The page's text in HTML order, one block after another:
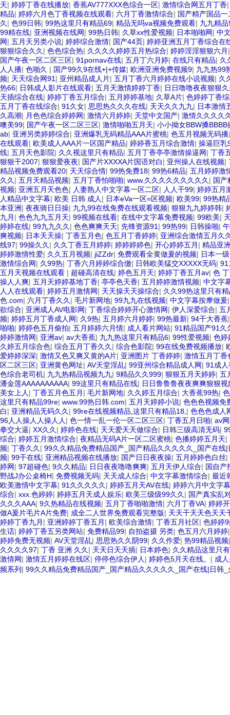
天| 婷婷丁香在线播放| 香蕉AV777XXX色综合一区| 激情综合网五月丁香
精品| 婷婷六月色丁香视频在线观看| 六月丁香激情综合| 国产精产国品
久 | 色99日韩| 99热这里只有精品69| 精品无吗va视频免费观看| 九九精
99精在线| 亚洲视频在线网| 99热日韩| 久草xx性爱视频| 日本啪啪网| 中
网| 五月天另类小说| 婷婷综合激情| 国产44页| 婷婷亚洲五月丁香综合在
狠狠综合久久 | 色色综合热| 久久久久婷婷五月热综合| 婷婷淫淫狠狠六月
国产午夜一区二区三区| 91pornav在线| 五月丁六月婷| 在线只有精品| 久
人人播| 色啪久 | 国产99久9在线+|+传媒| 欧洲亚洲免费视频9| 九九热99
频| 天天综合网91 | 亚州精品成人片| 五月丁香六月婷婷在线小说视频| 久
热66| 日韩成人影片在线观看| 五月天激情婷婷丁香| 日日噜噜夜夜狠狠
天插综合在线| 婷婷丁香五月综合| 五月婷婷基地| 久草A片| 色婷婷丁香
五月丁香在线综合| 91久女| 思思热久久久在线| 天天久久九九| 日本激情
久高潮| 月色色综合婷婷网| 激情六月婷婷| 天堂中文国产| 激情久久久久
噢美99| 国产午夜一区二区三区| 激情啪啪五月天| 小小拗女BBW搡BBBB
ab| 亚洲另类婷婷综合| 亚洲爆乳无码精品AAA片蜜桃| 色五月视频无码播
在线观看| 欧美成人AAA片一区国产精品| 婷婷香五月综合激情| 操逼巨乳
线| 五月天色影院| 久久视这里只有精品| 五月丁香亭亭激情操逼网| 丁香
狠狠干2007| 狠狠爱夜夜| 国产片XXXXA片国语对白| 亚州操人在线视频|
精品视频免费观看20| 天天综合情| 99热免费18| 99热6精品| 五月婷婷激
久久 | 五月天精品视频| 五月丁香怕啪啪| www.久久久久久久久久久 | 国产
视频| 亚洲五月天色色| 人妻熟人中文字幕一区二区| 人人干99| 婷婷五月
人精品中文字幕| 欧美 日韩 成人 | 日本eVa一区=区视频| 欧美99| 99热精
本亚洲| 夜夜骑日日操| 九九99在线免费在线观看视频| 狠狠九九婷婷韩|
九月 | 色色九九五月天| 99视频在线看| 在线中文字幕免费视频| 99欧美|
婷婷在线| 99九九久久 | 色色爽爽天天| 先锋资源91 | 99热99| 日韩操啪|
爽视频| 日本天天操| 丁香五月色| 色五月丁香婷婷| 亚洲综合激情五月久
线97| 99操久久 | 久久丁香五月婷婷| 婷婷婷婷色| 开心婷婷五月 | 精品亚
婷婷激情性爱| 久久五月视频| jiZZdr| 免费观看全黄做爰的视频| 日本一
激情综合网| 久99热| 丁香六月婷婷综合缴| 日韩欧美猛交XXXXX无码| 91
五月天视频在线观看 | 超碰高清在线| 婷色五月天| 婷婷丁香五月av| 色
操人人爽| 五月天婷婷基地丁香| 亭亭色天香| 五月婷婷激情视频| 中文字
人人在线观看| 婷婷五月激情网| 天天操天天操综合| 久久99热这里只有
色.com| 六月丁香久久 | 毛片新网地| 99九九在线视频| 中文字幕按摩做爰
欲综合| 亚洲成人AV电影网| 丁香综合婷婷开心激情网| 伊人深爱综合| 五
频| 婷婷五月丁香成人网| 久9热| 五月婷六月婷婷| 99热最新| 94干大香蕉
啪啪| 婷婷色五月偷拍| 五月婷婷六月情| 成人看片网站| 91精品国产91久
婷婷激情网| 亚洲av| av大香蕉| 九九热这里只有精品6| 99性爱视频| 色婷
久婷五月综合色| 综合五月丁香久久 | 综合色影院| 99在线免费视频播放|
爱婷婷深深| 激情又色又爽又黄的A片| 亚洲图片 丁香婷婷| 激情五月丁香
区二区三区| 亚洲黄色网址| AV天堂淫乩| 99亚州综合精品成人网| 91成人
色综合老司机| 九九热精品视频九九| 9精品久久999| 狠狠五月天婷婷| 五
潘金莲AAAAAAAAAA| 99这里只有精品在线| 日日鲁鲁鲁夜夜爽爽狠狠视
美女上人 | 丁香五月色五月 | 毛片新网地| 久久婷五月综合| 大香蕉99热|
这里只有精品99re| www.99热日韩.com| 五月天婷婷小说| 色色色视频免
白| 亚洲精品无码久久 | 99re在线视频精品,这里只有精品18, | 色色色成人
96人人操人人操人人 | 色一情一乱一伦一区二区三区| 丁香五月日啪| av
拳交大逼| XX久久 | 婷婷色在线| 天天爱天天做综合| 日韩三级高清无码|
综合| 婷婷五月激情综合| 夜精品无码A片一区二区蜜桃| 色播婷婷五月天|
频| 丁香久久 | 99久久精品免费精品国产_国产精品久久久久久_国产在
频| 99干在线| 亚洲精品视频在线播放| 国产日日夜夜操| 五月婷婷色白丝|
婷网| 97超碰色| 9久久精品| 日日夜夜噜噜爽爽| 五月天伊人综合| 国自产
野战J办公桌椅H| 免费视频无码| 天天成人综合| 中文字幕激情综合| 最近
欧美激情中文字幕| 91久久久久久 | 婷婷五月天AV在线| 婷婷六月中文字幕
综合| xxx.色婷婷| 婷婷五月天成人娱乐| 欧美三级级99久久 | 国产真实乱
久久久AAA| 9久热精品在线视频| 五月丁香啪啪激情| 六月丁香VA| 婷婷
做A爰片毛片A片免费| 成全二人世界免费观看完整版| 天天干天天色天天
婷婷丁香九月 | 亚洲婷婷丁香五月 | 欧美综合激情| 丁香五月社区| 色婷婷9
生话| 婷婷丁香五另类网站| 免费精品99| 自拍盗摄 另类| 色五月六月婷婷
婷婷免费无视频| AV天堂淫乩| 思思热久久阴99| 久久作爱| 热99精品视频
久久久久97| 丁香 亚洲 久久 | 天天日天天插| 日本婷色| 久久精品这里只
激情网| 激情五月婷婷在线区| 停停色综合伊人 | 婷婷色5月天在线。 | 成
频系列 | 99久久精品免费精品国产_国产精品久久久久久_国产在线|日韩